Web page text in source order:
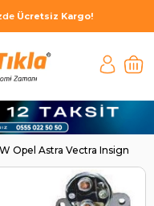
Ücretsiz Kargo!
Opel Astra Vectra Insignia |